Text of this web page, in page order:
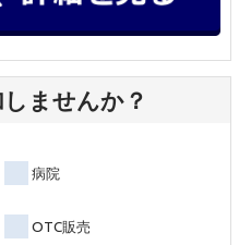
ませんか？
病院
OTC販売